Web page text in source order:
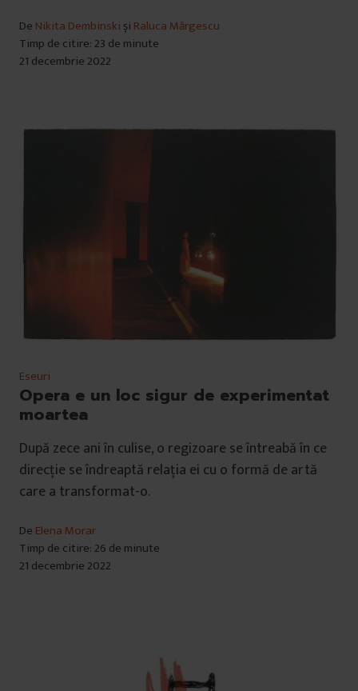
De Nikita Dembinski și Raluca Mărgescu
Timp de citire: 23 de minute
21 decembrie 2022
Eseuri
Opera e un loc sigur de experimentat
moartea
După zece ani în culise, o regizoare se întreabă în ce
direcție se îndreaptă relația ei cu o formă de artă
care a transformat-o.
De Elena Morar
Timp de citire: 26 de minute
21 decembrie 2022